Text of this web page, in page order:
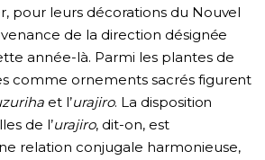
pour leurs décorations du Nouvel
de la direction désignée
année-là. Parmi les plantes de
comme ornements sacrés figurent
et l’urajiro. La disposition
de l’urajiro, dit-on, est
relation conjugale harmonieuse,